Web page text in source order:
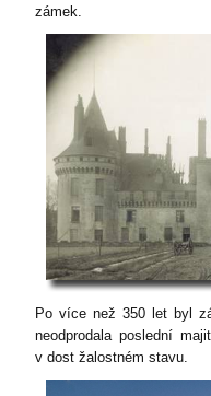
zámek.
Po více než 350 let byl
neodprodala poslední
v dost žalostném stavu.